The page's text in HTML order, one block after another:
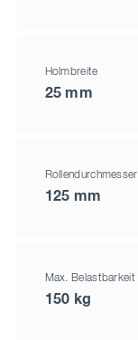
Holmbreite
25 mm
Rollendurchmesser
125 mm
Max. Belastbarkeit
150 kg